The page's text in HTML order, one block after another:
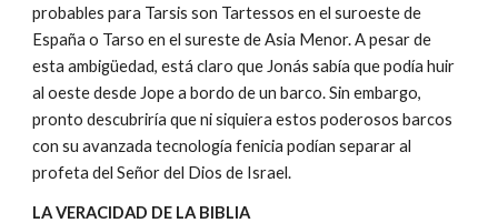
probables para Tarsis son Tartessos en el suroeste de
España o Tarso en el sureste de Asia Menor. A pesar de
esta ambigüedad, está claro que Jonás sabía que podía huir
al oeste desde Jope a bordo de un barco. Sin embargo,
pronto descubriría que ni siquiera estos poderosos barcos
con su avanzada tecnología fenicia podían separar al
profeta del Señor del Dios de Israel.
LA VERACIDAD DE LA BIBLIA